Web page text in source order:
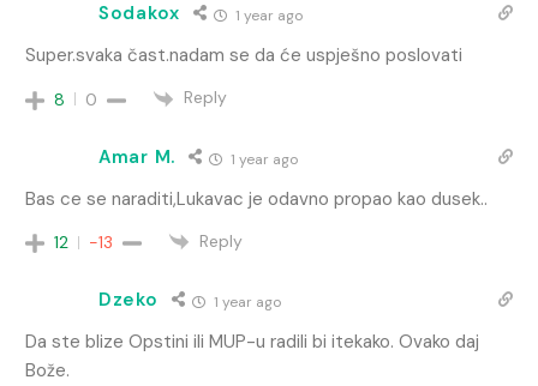
Sodakox 1 year ago
Super.svaka čast.nadam se da će uspješno poslovati
8 0 Reply
Amar M. 1 year ago
Bas ce se naraditi,Lukavac je odavno propao kao dusek..
12 -13 Reply
Dzeko 1 year ago
Da ste blize Opstini ili MUP-u radili bi itekako. Ovako daj
Bože.